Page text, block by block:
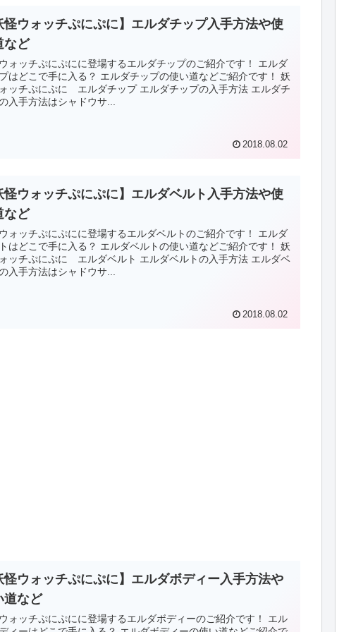
怪ウォッチぷにぷに】エルダチップ入手方法や使
など
ォッチぷにぷにに登場するエルダチップのご紹介です！ エルダ
はどこで手に入る？ エルダチップの使い道などご紹介です！ 妖
ッチぷにぷに エルダチップ エルダチップの入手方法 エルダチ
入手方法はシャドウサ...
2018.08.02
怪ウォッチぷにぷに】エルダベルト入手方法や使
など
ォッチぷにぷにに登場するエルダベルトのご紹介です！ エルダ
はどこで手に入る？ エルダベルトの使い道などご紹介です！ 妖
ッチぷにぷに エルダベルト エルダベルトの入手方法 エルダベ
入手方法はシャドウサ...
2018.08.02
怪ウォッチぷにぷに】エルダボディー入手方法や
道など
ォッチぷにぷにに登場するエルダボディーのご紹介です！ エル